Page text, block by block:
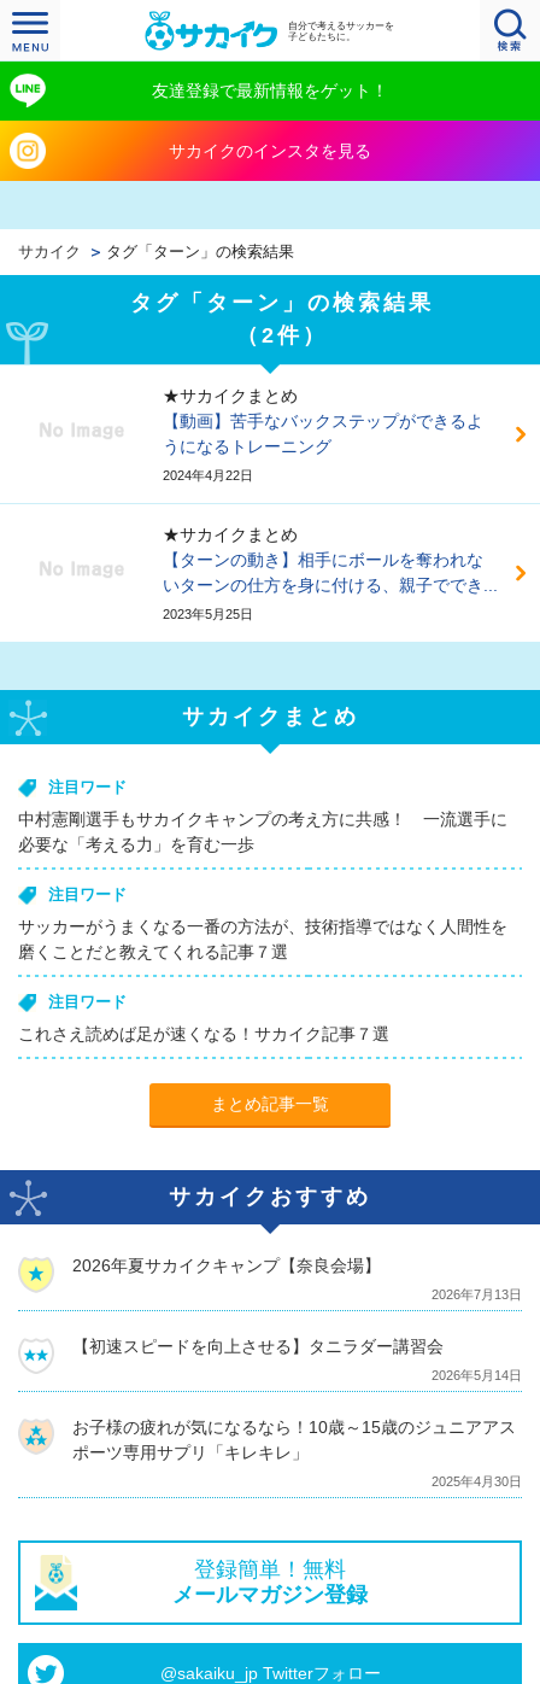
自分で考えるサッカーを
子どもたちに。
友達登録で最新情報をゲット！
サカイクのインスタを見る
サカイク タグ「ターン」の検索結果
タグ「ターン」の検索結果
（2件）
★サカイクまとめ
【動画】苦手なバックステップができるよ
うになるトレーニング
2024年4月22日
★サカイクまとめ
【ターンの動き】相手にボールを奪われな
いターンの仕方を身に付ける、親子ででき...
2023年5月25日
サカイクまとめ
注目ワード
中村憲剛選手もサカイクキャンプの考え方に共感！ 一流選手に
必要な「考える力」を育む一歩
注目ワード
サッカーがうまくなる一番の方法が、技術指導ではなく人間性を
磨くことだと教えてくれる記事７選
注目ワード
これさえ読めば足が速くなる！サカイク記事７選
まとめ記事一覧
サカイクおすすめ
2026年夏サカイクキャンプ【奈良会場】
2026年7月13日
【初速スピードを向上させる】タニラダー講習会
2026年5月14日
お子様の疲れが気になるなら！10歳～15歳のジュニアアス
ポーツ専用サプリ「キレキレ」
2025年4月30日
登録簡単！無料
メールマガジン登録
@sakaiku_jp Twitterフォロー